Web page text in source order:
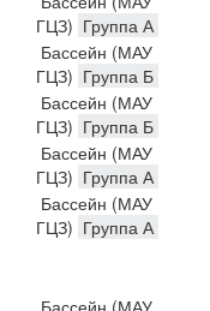
ГЦЗ) Группа А
Бассейн (МАУ
ГЦЗ) Группа Б
Бассейн (МАУ
ГЦЗ) Группа Б
Бассейн (МАУ
ГЦЗ) Группа А
Бассейн (МАУ
ГЦЗ) Группа А